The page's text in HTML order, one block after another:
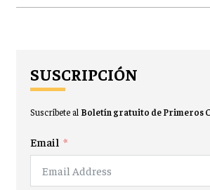
SUSCRIPCIÓN
Suscríbete al Boletín gratuito de Primeros
Email